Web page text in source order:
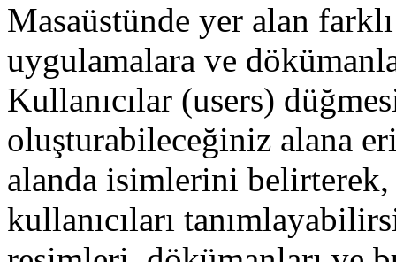
Masaüstünde yer alan
uygulamalara ve
Kullanıcılar (users)
oluşturabileceğiniz alana
alanda isimlerini
kullanıcıları